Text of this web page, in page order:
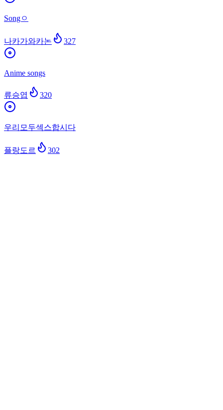
Songㅇ
나카가와카논 327
Anime songs
류승엽 320
우리모두섹스합시다
플랑도르 302